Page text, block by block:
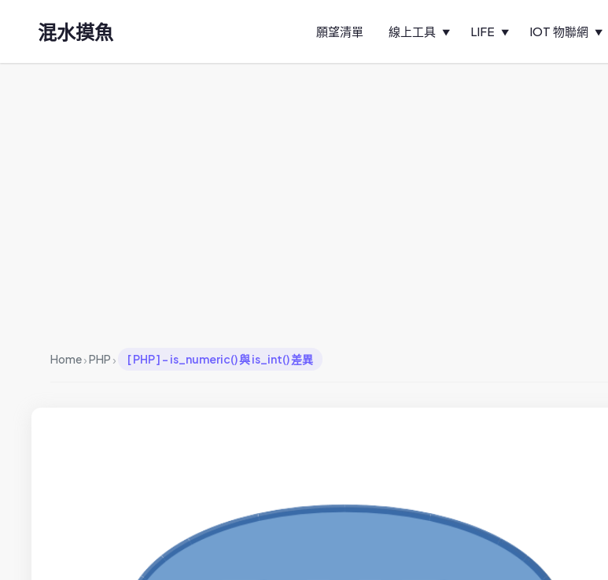
混水摸魚 願望清單 線上工具 LIFE IOT 物聯網
Home›PHP › [ PHP ] – is_numeric() 與 is_int() 差異